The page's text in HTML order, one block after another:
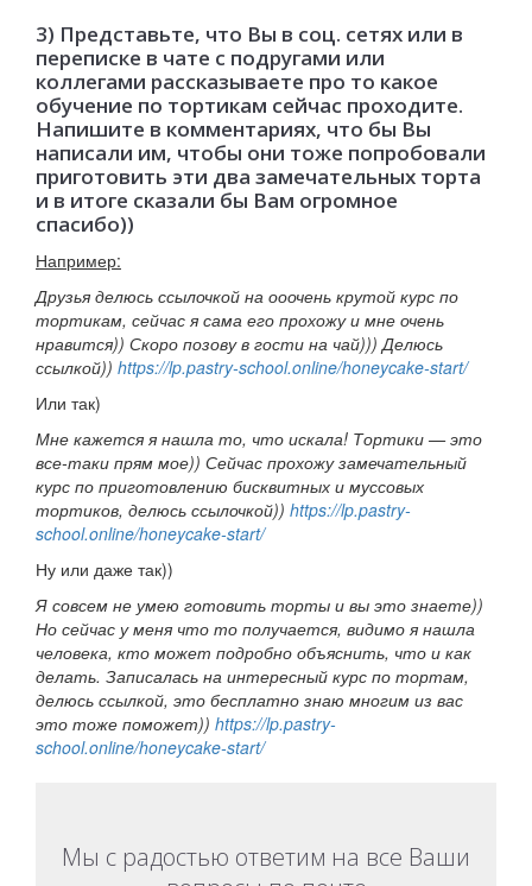
3) Представьте, что Вы в соц. сетях или в
переписке в чате с подругами или
коллегами рассказываете про то какое
обучение по тортикам сейчас проходите.
Напишите в комментариях, что бы Вы
написали им, чтобы они тоже попробовали
приготовить эти два замечательных торта
и в итоге сказали бы Вам огромное
спасибо))
Например:
Друзья делюсь ссылочкой на ооочень крутой курс по
тортикам, сейчас я сама его прохожу и мне очень
нравится)) Скоро позову в гости на чай))) Делюсь
ссылкой)) https://lp.pastry-school.online/honeycake-start/
Или так)
Мне кажется я нашла то, что искала! Тортики — это
все-таки прям мое)) Сейчас прохожу замечательный
курс по приготовлению бисквитных и муссовых
тортиков, делюсь ссылочкой)) https://lp.pastry-
school.online/honeycake-start/
Ну или даже так))
Я совсем не умею готовить торты и вы это знаете))
Но сейчас у меня что то получается, видимо я нашла
человека, кто может подробно объяснить, что и как
делать. Записалась на интересный курс по тортам,
делюсь ссылкой, это бесплатно знаю многим из вас
это тоже поможет)) https://lp.pastry-
school.online/honeycake-start/
Мы с радостью ответим на все Ваши